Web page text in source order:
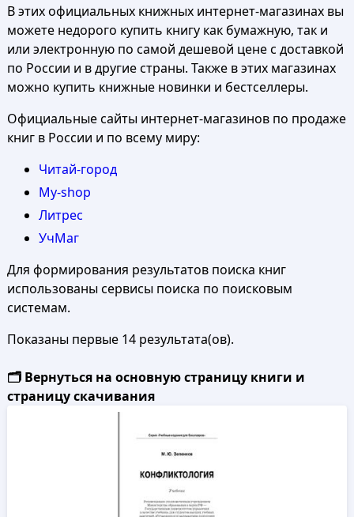
В этих официальных книжных интернет-магазинах вы
можете недорого купить книгу как бумажную, так и
или электронную по самой дешевой цене с доставкой
по России и в другие страны. Также в этих магазинах
можно купить книжные новинки и бестселлеры.
Официальные сайты интернет-магазинов по продаже
книг в России и по всему миру:
Читай-город
My-shop
Литрес
УчМаг
Для формирования результатов поиска книг
использованы сервисы поиска по поисковым
системам.
Показаны первые 14 результата(ов).
🗂️ Вернуться на основную страницу книги и
страницу скачивания